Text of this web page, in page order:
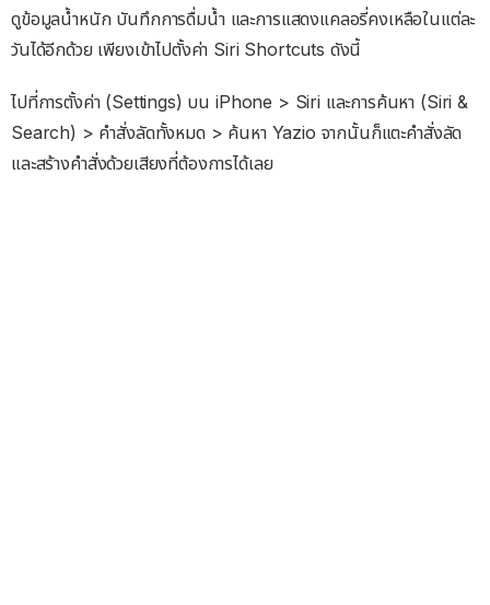
ดูข้อมูลน้ำหนัก บันทึกการดื่มน้ำ และการแสดงแคลอรี่คงเหลือในแต่ละ
วันได้อีกด้วย เพียงเข้าไปตั้งค่า Siri Shortcuts ดังนี้
ไปที่การตั้งค่า (Settings) บน iPhone > Siri และการค้นหา (Siri &
Search) > คำสั่งลัดทั้งหมด > ค้นหา Yazio จากนั้นก็แตะคำสั่งลัด
และสร้างคำสั่งด้วยเสียงที่ต้องการได้เลย